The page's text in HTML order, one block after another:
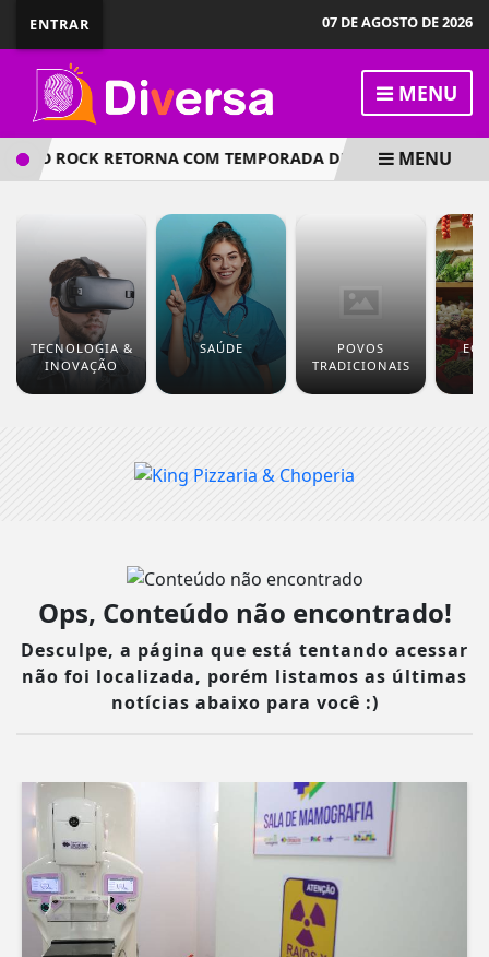
ENTRAR 07 DE AGOSTO DE 2026
MENU
ROCK RETORNA COM TEMPORADA DE SHOWS EM
MENU
TECNOLOGIA &
INOVAÇÃO
SAÚDE
POVOS
TRADICIONAIS
Ops, Conteúdo não encontrado!
Desculpe, a página que está tentando acessar
não foi localizada, porém listamos as últimas
notícias abaixo para você :)